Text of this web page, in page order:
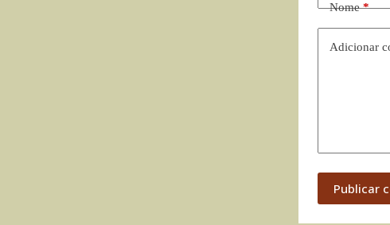
Nome*
Adicionar
Publicar